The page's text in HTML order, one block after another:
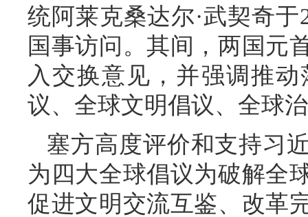
统阿莱克桑达尔·武契奇于
国事访问。其间，两国元
入交换意见，并强调推
议、全球文明倡议、全球
塞方高度评价和支持习
为四大全球倡议为破解全
促进文明交流互鉴、改革